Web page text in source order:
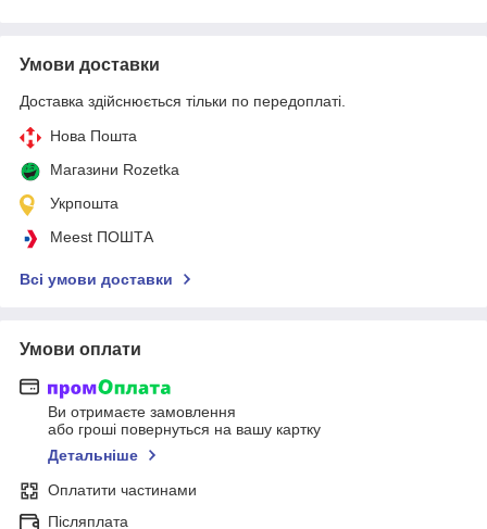
Умови доставки
Доставка здійснюється тільки по передоплаті.
Нова Пошта
Магазини Rozetka
Укрпошта
Meest ПОШТА
Всі умови доставки
Умови оплати
Ви отримаєте замовлення
або гроші повернуться на вашу картку
Детальніше
Оплатити частинами
Післяплата